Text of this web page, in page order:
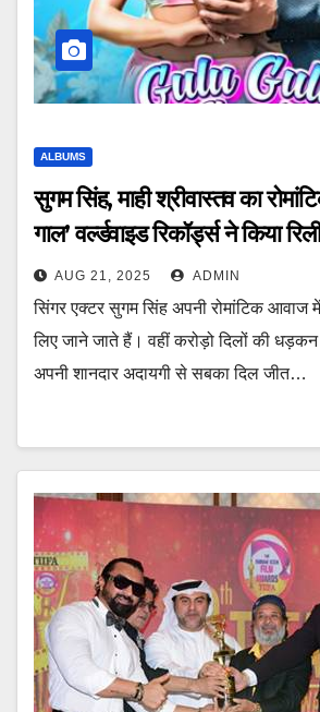
ALBUMS
सुगम सिंह, माही श्रीवास्तव का
गाल’ वर्ल्डवाइड रिकॉर्ड्स ने किया
AUG 21, 2025 ADMIN
सिंगर एक्टर सुगम सिंह अपनी रोमांटिक आवाज
लिए जाने जाते हैं। वहीं करोड़ो दिलों की धड़कन
अपनी शानदार अदायगी से सबका दिल जीत…